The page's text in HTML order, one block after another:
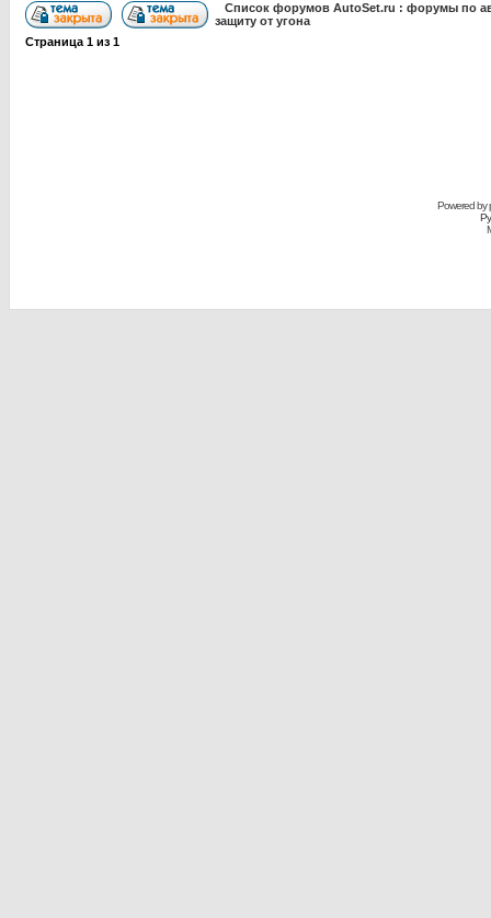
Список форумов AutoSet.ru : форумы по
защиту от угона
Страница 1 из 1
Powered by